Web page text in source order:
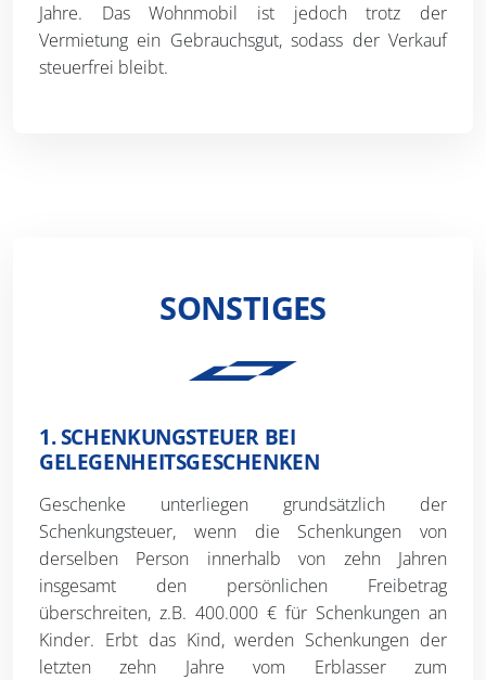
Jahre. Das Wohnmobil ist jedoch trotz der
Vermietung ein Gebrauchsgut, sodass der Verkauf
steuerfrei bleibt.
SONSTIGES
1. SCHENKUNGSTEUER BEI
GELEGENHEITSGESCHENKEN
Geschenke unterliegen grundsätzlich der
Schenkungsteuer, wenn die Schenkungen von
derselben Person innerhalb von zehn Jahren
insgesamt den persönlichen Freibetrag
überschreiten, z.B. 400.000 € für Schenkungen an
Kinder. Erbt das Kind, werden Schenkungen der
letzten zehn Jahre vom Erblasser zum